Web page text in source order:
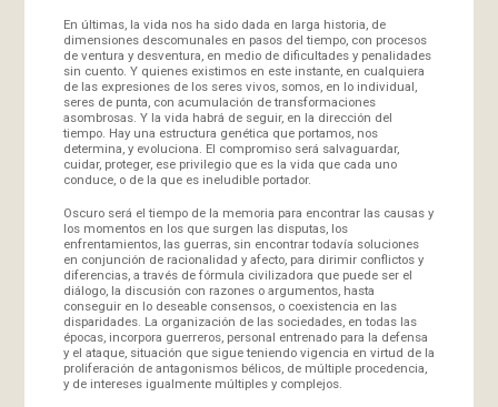
En últimas, la vida nos ha sido dada en larga historia, de
dimensiones descomunales en pasos del tiempo, con procesos
de ventura y desventura, en medio de dificultades y penalidades
sin cuento. Y quienes existimos en este instante, en cualquiera
de las expresiones de los seres vivos, somos, en lo individual,
seres de punta, con acumulación de transformaciones
asombrosas. Y la vida habrá de seguir, en la dirección del
tiempo. Hay una estructura genética que portamos, nos
determina, y evoluciona. El compromiso será salvaguardar,
cuidar, proteger, ese privilegio que es la vida que cada uno
conduce, o de la que es ineludible portador.
Oscuro será el tiempo de la memoria para encontrar las causas y
los momentos en los que surgen las disputas, los
enfrentamientos, las guerras, sin encontrar todavía soluciones
en conjunción de racionalidad y afecto, para dirimir conflictos y
diferencias, a través de fórmula civilizadora que puede ser el
diálogo, la discusión con razones o argumentos, hasta
conseguir en lo deseable consensos, o coexistencia en las
disparidades. La organización de las sociedades, en todas las
épocas, incorpora guerreros, personal entrenado para la defensa
y el ataque, situación que sigue teniendo vigencia en virtud de la
proliferación de antagonismos bélicos, de múltiple procedencia,
y de intereses igualmente múltiples y complejos.